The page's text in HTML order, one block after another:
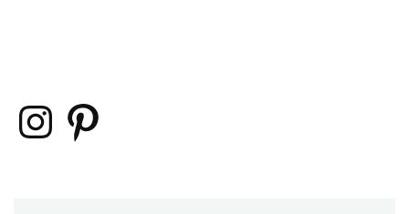
InstagramPinterest